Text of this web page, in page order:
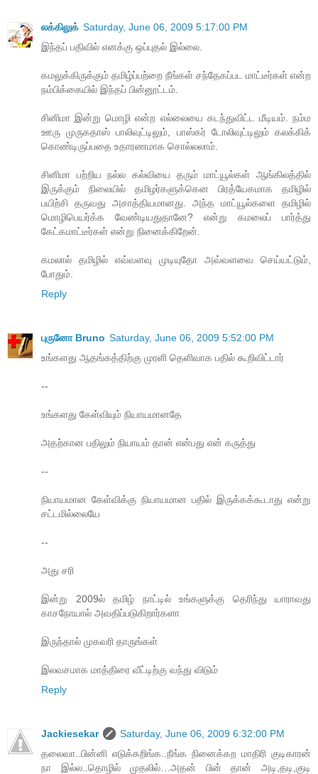
லக்கிலுக் Saturday, June 06, 2009 5:17:00 PM
இந்தப் பதிவில் எனக்கு ஒப்புதல் இல்லை.
கமலுக்கிருக்கும் தமிழ்ப்பற்றை நீங்கள் சந்தேகப்பட மாட்டீர்கள் என்ற
நம்பிக்கையில் இந்தப் பின்னூட்டம்.
சினிமா இன்று மொழி என்ற எல்லையை கடந்துவிட்ட மீடியம். நம்ம
ஊரு முருகதாஸ் பாலிவுட்டிலும், பாஸ்கர் டோலிவுட்டிலும் கலக்கிக்
கொண்டிருப்பதை உதாரணமாக சொல்லலாம்.
சினிமா பற்றிய நல்ல கல்வியை தரும் மாட்யூல்கள் ஆங்கிலத்தில்
இருக்கும் நிலையில் தமிழர்களுக்கென பிரத்யேகமாக தமிழில்
பயிற்சி தருவது அசாத்தியமானது. அந்த மாட்யூல்களை தமிழில்
மொழிபெயர்க்க வேண்டியதுதானே? என்று கமலைப் பார்த்து
கேட்கமாட்டீர்கள் என்று நினைக்கிறேன்.
கமலால் தமிழில் எவ்வளவு முடியுதோ அவ்வளவை செய்யட்டும்,
போதும்.
Reply
புருனோ Bruno Saturday, June 06, 2009 5:52:00 PM
உங்களது ஆதங்கத்திற்கு முரளி தெளிவாக பதில் கூறிவிட்டார்
--
உங்களது கேள்வியும் நியாயமானதே
அதற்கான பதிலும் நியாயம் தான் என்பது என் கருத்து
--
நியாயமான கேள்விக்கு நியாயமான பதில் இருக்கக்கூடாது என்று
சட்டமில்லையே
--
அது சரி
இன்று 2009ல் தமிழ் நாட்டில் உங்களுக்கு தெரிந்து யாராவது
காசநோயால் அவதிப்படுகிறார்களா
இருந்தால் முகவரி தாருங்கள்
இலவசமாக மாத்திரை வீட்டிற்கு வந்து விடும்
Reply
Jackiesekar
Saturday, June 06, 2009 6:32:00 PM
தலைவா..பின்னி எடுக்கறிங்க..நீங்க நினைக்கற மாதிரி குடிகாரன்
நா இல்ல..தொழில் முதலில்…அதன் பின் தான் அடி,தடி,குடி